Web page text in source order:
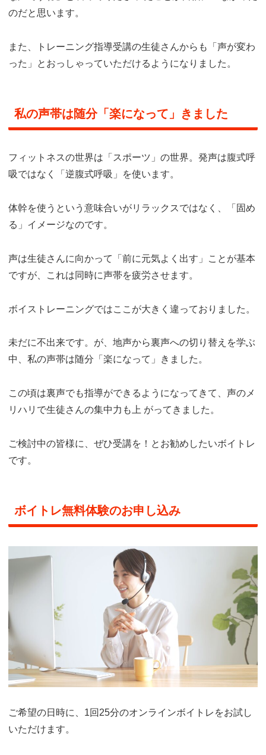
のだと思います。
また、トレーニング指導受講の生徒さんからも「声が変わ
った」とおっしゃっていただけるようになりました。
私の声帯は随分「楽になって」きました
フィットネスの世界は「スポーツ」の世界。発声は腹式呼
吸ではなく「逆腹式呼吸」を使います。
体幹を使うという意味合いがリラックスではなく、「固め
る」イメージなのです。
声は生徒さんに向かって「前に元気よく出す」ことが基本
ですが、これは同時に声帯を疲労させます。
ボイストレーニングではここが大きく違っておりました。
未だに不出来です。が、地声から裏声への切り替えを学ぶ
中、私の声帯は随分「楽になって」きました。
この頃は裏声でも指導ができるようになってきて、声のメ
リハリで生徒さんの集中力も上 がってきました。
ご検討中の皆様に、ぜひ受講を！とお勧めしたいボイトレ
です。
ボイトレ無料体験のお申し込み
ご希望の日時に、1回25分のオンラインボイトレをお試し
いただけます。